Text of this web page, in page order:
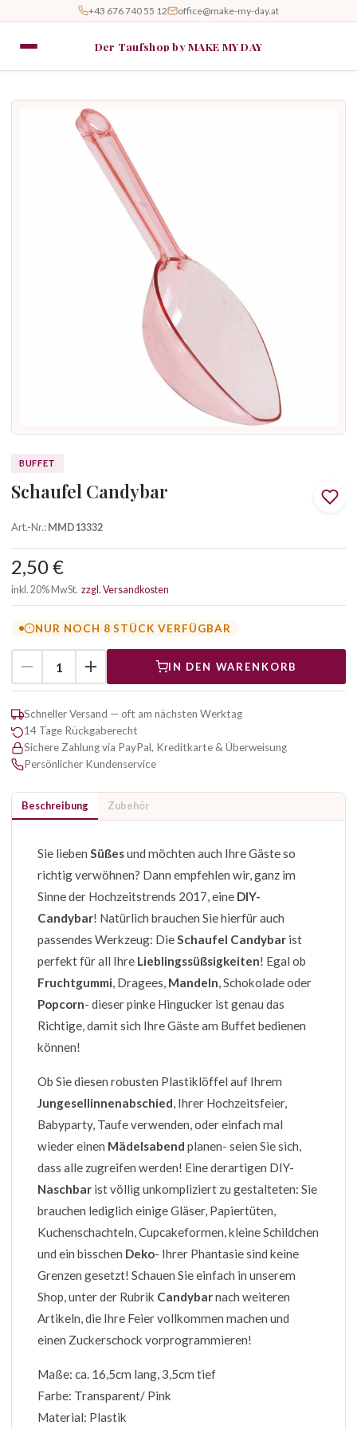
+43 676 740 55 12 office@make-my-day.at
Der Taufshop by MAKE MY DAY
BUFFET
Schaufel Candybar
Art.-Nr.:MMD13332
2,50 €
inkl. 20% MwSt. zzgl. Versandkosten
NUR NOCH 8 STÜCK VERFÜGBAR
IN DEN WARENKORB
Schneller Versand — oft am nächsten Werktag
14 Tage Rückgaberecht
Sichere Zahlung via PayPal, Kreditkarte & Überweisung
Persönlicher Kundenservice
Beschreibung Zubehör
Sie lieben Süßesund möchten auch Ihre Gäste so
richtig verwöhnen? Dann empfehlen wir, ganz im
Sinne der Hochzeitstrends 2017, eine DIY-
Candybar! Natürlich brauchen Sie hierfür auch
passendes Werkzeug: DieSchaufel Candybar ist
perfekt für all Ihre Lieblingssüßsigkeiten! Egal ob
Fruchtgummi, Dragees, Mandeln, Schokolade oder
Popcorn- dieser pinke Hingucker ist genau das
Richtige, damit sich Ihre Gäste am Buffet bedienen
können!
Ob Sie diesen robusten Plastiklöffel auf Ihrem
Jungesellinnenabschied, Ihrer Hochzeitsfeier,
Babyparty, Taufe verwenden, oder einfach mal
wieder einen Mädelsabend planen- seien Sie sich,
dass alle zugreifen werden! Eine derartigen DIY-
Naschbar ist völlig unkompliziert zu gestalteten: Sie
brauchen lediglich einige Gläser, Papiertüten,
Kuchenschachteln, Cupcakeformen, kleine Schildchen
und ein bisschen Deko- Ihrer Phantasie sind keine
Grenzen gesetzt! Schauen Sie einfach in unserem
Shop, unter der Rubrik Candybarnach weiteren
Artikeln, die Ihre Feier vollkommen machen und
einen Zuckerschock vorprogrammieren!
Maße: ca. 16,5cm lang, 3,5cm tief
Farbe: Transparent/ Pink
Material: Plastik